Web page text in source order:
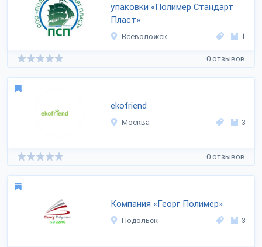
упаковки «Полимер Стандарт
Пласт»
Всеволожск 1
0 отзывов
ekofriend
Москва 3
0 отзывов
Компания «Георг Полимер»
Подольск 3